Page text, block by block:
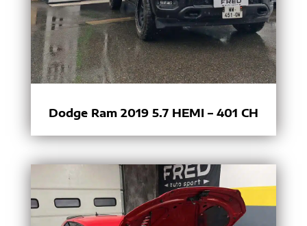
Dodge Ram 2019 5.7 HEMI – 401 CH